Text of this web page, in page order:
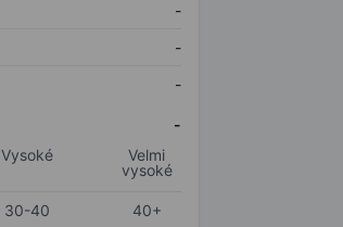
-
-
-
-
Vysoké
Velmi
vysoké
30-40
40+